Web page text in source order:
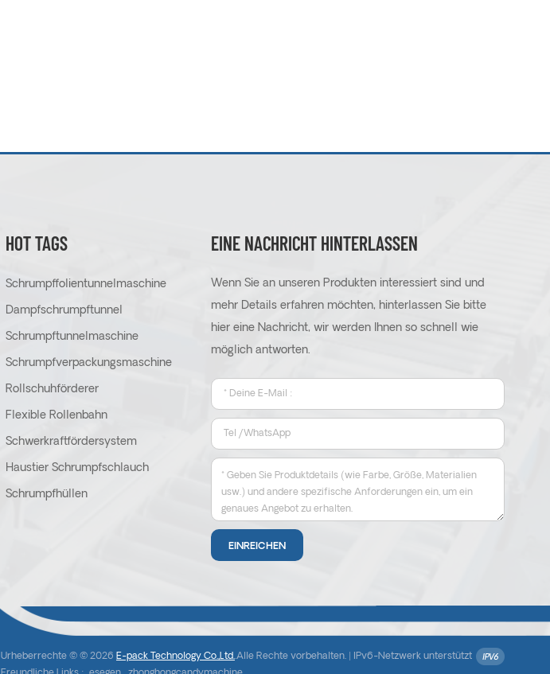
HOT TAGS
Schrumpffolientunnelmaschine
Dampfschrumpftunnel
Schrumpftunnelmaschine
Schrumpfverpackungsmaschine
Rollschuhförderer
Flexible Rollenbahn
Schwerkraftfördersystem
Haustier Schrumpfschlauch
Schrumpfhüllen
EINE NACHRICHT HINTERLASSEN
Wenn Sie an unseren Produkten interessiert sind und
mehr Details erfahren möchten, hinterlassen Sie bitte
hier eine Nachricht, wir werden Ihnen so schnell wie
möglich antworten.
Urheberrechte © © 2026 E-pack Technology Co.,Ltd..Alle Rechte vorbehalten. |
IPv6-Netzwerk unterstützt